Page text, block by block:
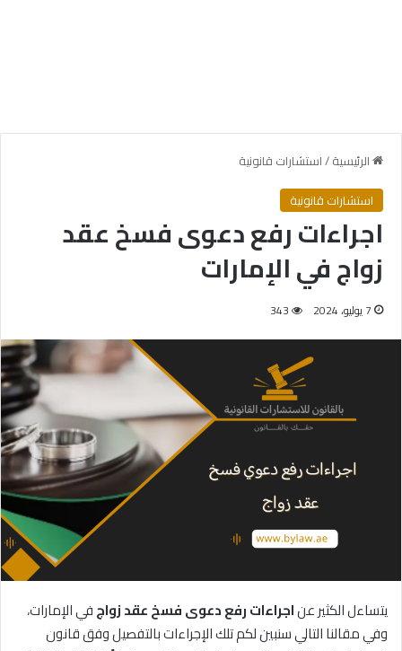
الرئيسية/استشارات قانونية
استشارات قانونية
اجراءات رفع دعوى فسخ عقد
زواج في الإمارات
7 يوليو، 2024 343
يتساءل الكثير عناجراءاترفعدعوىفسخعقدزواجفي الإمارات،
وفي مقالنا التالي سنبين لكم تلك الإجراءات بالتفصيل وفق قانون